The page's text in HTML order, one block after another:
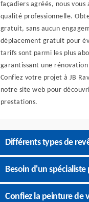
façadiers agréés, nous vous
qualité professionnelle.
gratuit, sans aucun
déplacement gratuit pour
tarifs sont parmi les plus
garantissant une
Confiez votre projet à JB
notre site web pour
prestations.
Différents types de
Besoin d'un
Confiez la peinture de